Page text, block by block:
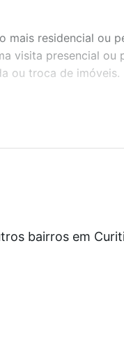
mais residencial ou
visita presencial ou
ou troca de imóveis.
salão de festas ou
veja em nosso
até as chaves.
bairros em